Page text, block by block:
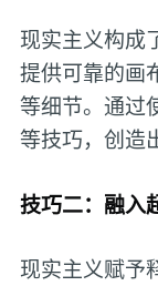
现实主义构成
提供可靠的画
等细节。通过
等技巧，创造
技巧二：融入
现实主义赋予